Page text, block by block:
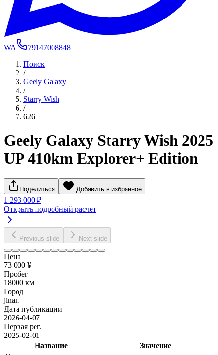
WA
79147008848
Поиск
/
Geely Galaxy
/
Starry Wish
/
626
Geely Galaxy Starry Wish 2025
UP 410km Explorer+ Edition
Поделиться Добавить в избранное
1 293 000 ₽
Открыть подробный расчет
Previous slide Next slide
Цена
73 000 ¥
Пробег
18000 км
Город
jinan
Дата публикации
2026-04-07
Первая рег.
2025-02-01
Название
Значение